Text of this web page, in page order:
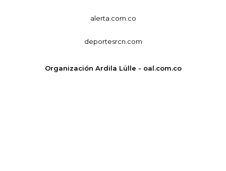
alerta.com.co
deportesrcn.com
Organización Ardila Lülle - oal.com.co